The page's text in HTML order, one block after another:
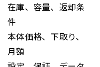
在庫、容量、返却条
件
本体価格、下取り、
月額